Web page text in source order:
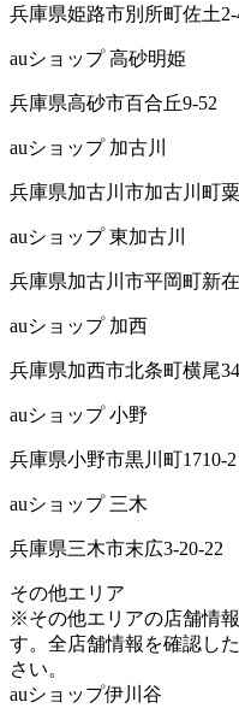
兵庫県姫路市別所町佐土2-
auショップ 高砂明姫
兵庫県高砂市百合丘9-52
auショップ 加古川
兵庫県加古川市加古川町
auショップ 東加古川
兵庫県加古川市平岡町新
auショップ 加西
兵庫県加西市北条町横尾
auショップ 小野
兵庫県小野市黒川町1710-2
auショップ 三木
兵庫県三木市末広3-20-22
その他エリア
※その他エリアの店舗情
す。全店舗情報を確認し
さい。
auショップ伊川谷